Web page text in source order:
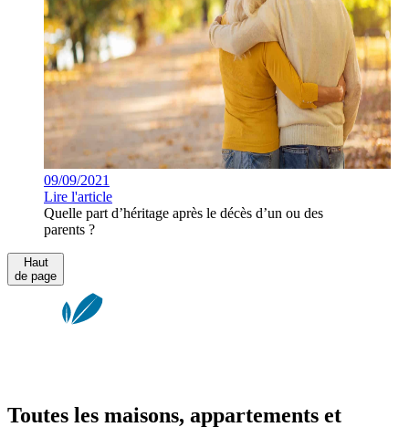
09/09/2021
Lire l'article
Quelle part d’héritage après le décès d’un ou des
parents ?
Haut
de page
Toutes les maisons, appartements et